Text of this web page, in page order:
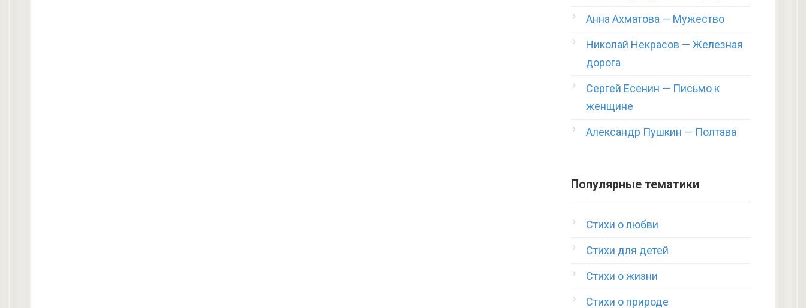
Анна Ахматова — Мужество
Николай Некрасов — Железная
дорога
Сергей Есенин — Письмо к
женщине
Александр Пушкин — Полтава
Популярные тематики
Стихи о любви
Стихи для детей
Стихи о жизни
Стихи о природе